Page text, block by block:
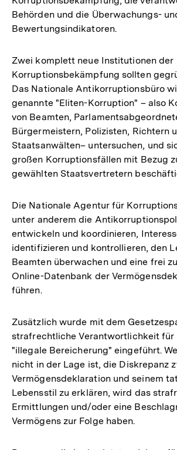
Behörden und die Überwachungs-
Bewertungsindikatoren.
Zwei komplett neue Institutionen der
Korruptionsbekämpfung sollten
Das Nationale Antikorruptionsbüro
genannte "Eliten-Korruption" – also
von Beamten,
Bürgermeistern, Polizisten, Richtern
Staatsanwälten– untersuchen, und
großen Korruptionsfällen mit Bezug
gewählten Staatsvertretern
Die Nationale Agentur für
unter anderem die
entwickeln und koordinieren,
identifizieren und kontrollieren, den
Beamten überwachen und eine frei
Online-Datenbank der
führen.
Zusätzlich wurde mit dem
strafrechtliche Verantwortlichkeit für
"illegale Bereicherung" eingeführt.
nicht in der Lage ist, die Diskrepanz
Vermögensdeklaration und seinem
Lebensstil zu erklären, wird das
Ermittlungen und/oder eine
Vermögens zur Folge haben.